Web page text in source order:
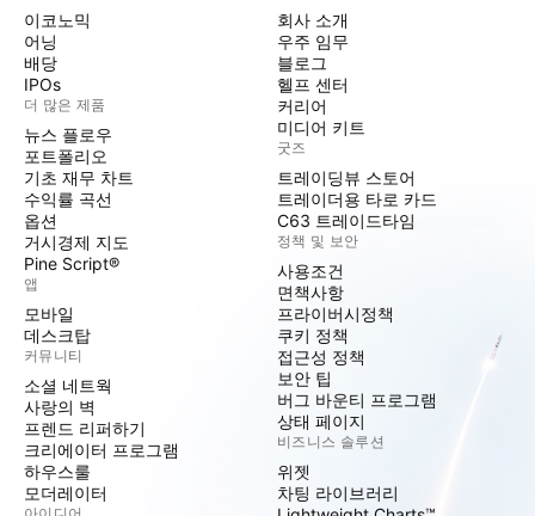
이코노믹
어닝
배당
IPOs
더 많은 제품
뉴스 플로우
포트폴리오
기초 재무 차트
수익률 곡선
옵션
거시경제 지도
Pine Script®
앱
모바일
데스크탑
커뮤니티
소셜 네트웍
사랑의 벽
프렌드 리퍼하기
크리에이터 프로그램
하우스룰
모더레이터
회사 소개
우주 임무
블로그
헬프 센터
커리어
미디어 키트
굿즈
트레이딩뷰 스토어
트레이더용 타로 카드
C63 트레이드타임
정책 및 보안
사용조건
면책사항
프라이버시정책
쿠키 정책
접근성 정책
보안 팁
버그 바운티 프로그램
상태 페이지
비즈니스 솔루션
위젯
차팅 라이브러리